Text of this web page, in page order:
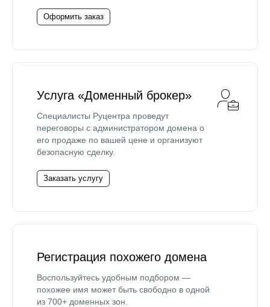
Оформить заказ
Услуга «Доменный брокер»
Специалисты Руцентра проведут
переговоры с администратором домена о
его продаже по вашей цене и организуют
безопасную сделку.
Заказать услугу
Регистрация похожего домена
Воспользуйтесь удобным подбором —
похожее имя может быть свободно в одной
из 700+ доменных зон.